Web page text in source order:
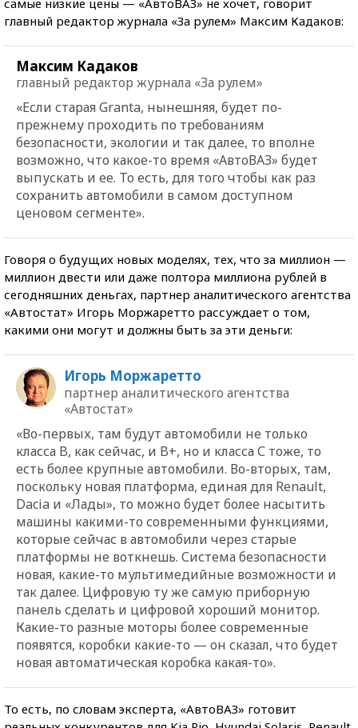
главный редактор журнала «За рулем» Максим Кадаков:
Максим Кадаков
главный редактор журнала «За рулем»
«Если старая Granta, нынешняя, будет по-
прежнему проходить по требованиям
безопасности, экологии и так далее, то вполне
возможно, что какое-то время «АвтоВАЗ» будет
выпускать и ее. То есть, для того чтобы как раз
сохранить автомобили в самом доступном
ценовом сегменте».
Говоря о будущих новых моделях, тех, что за миллион —
миллион двести или даже полтора миллиона рублей в
сегодняшних деньгах, партнер аналитического агентства
«Автостат» Игорь Моржаретто рассуждает о том,
какими они могут и должны быть за эти деньги:
Игорь Моржаретто
партнер аналитического агентства
«Автостат»
«Во-первых, там будут автомобили не только
класса B, как сейчас, и B+, но и класса С тоже, то
есть более крупные автомобили. Во-вторых, там,
поскольку новая платформа, единая для Renault,
Dacia и «Лады», то можно будет более насытить
машины какими-то современными функциями,
которые сейчас в автомобили через старые
платформы не воткнешь. Система безопасности
новая, какие-то мультимедийные возможности и
так далее. Цифровую ту же самую приборную
панель сделать и цифровой хороший монитор.
Какие-то разные моторы более современные
появятся, коробки какие-то — он сказал, что будет
новая автоматическая коробка какая-то».
То есть, по словам эксперта, «АвтоВАЗ» готовит